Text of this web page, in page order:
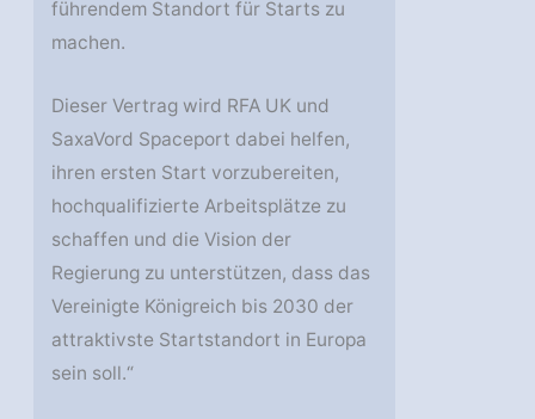
führendem Standort für Starts zu
machen.
Dieser Vertrag wird RFA UK und
SaxaVord Spaceport dabei helfen,
ihren ersten Start vorzubereiten,
hochqualifizierte Arbeitsplätze zu
schaffen und die Vision der
Regierung zu unterstützen, dass das
Vereinigte Königreich bis 2030 der
attraktivste Startstandort in Europa
sein soll.“